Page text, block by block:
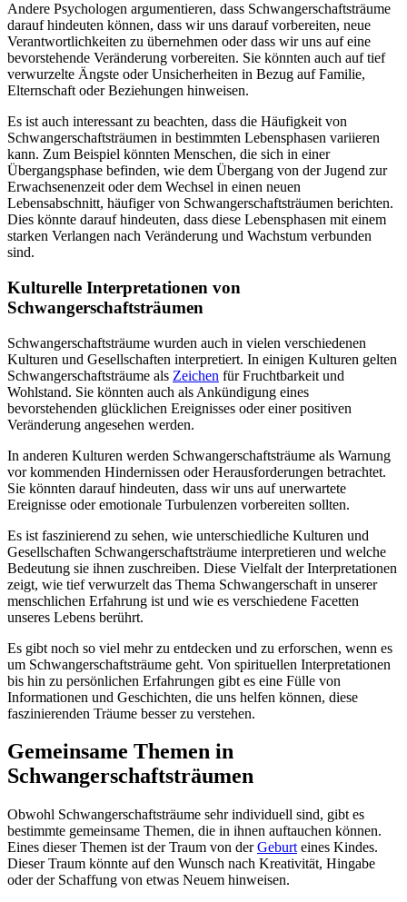
Andere Psychologen argumentieren, dass Schwangerschaftsträume
darauf hindeuten können, dass wir uns darauf vorbereiten, neue
Verantwortlichkeiten zu übernehmen oder dass wir uns auf eine
bevorstehende Veränderung vorbereiten. Sie könnten auch auf tief
verwurzelte Ängste oder Unsicherheiten in Bezug auf Familie,
Elternschaft oder Beziehungen hinweisen.
Es ist auch interessant zu beachten, dass die Häufigkeit von
Schwangerschaftsträumen in bestimmten Lebensphasen variieren
kann. Zum Beispiel könnten Menschen, die sich in einer
Übergangsphase befinden, wie dem Übergang von der Jugend zur
Erwachsenenzeit oder dem Wechsel in einen neuen
Lebensabschnitt, häufiger von Schwangerschaftsträumen berichten.
Dies könnte darauf hindeuten, dass diese Lebensphasen mit einem
starken Verlangen nach Veränderung und Wachstum verbunden
sind.
Kulturelle Interpretationen von
Schwangerschaftsträumen
Schwangerschaftsträume wurden auch in vielen verschiedenen
Kulturen und Gesellschaften interpretiert. In einigen Kulturen gelten
Schwangerschaftsträume als Zeichen für Fruchtbarkeit und
Wohlstand. Sie könnten auch als Ankündigung eines
bevorstehenden glücklichen Ereignisses oder einer positiven
Veränderung angesehen werden.
In anderen Kulturen werden Schwangerschaftsträume als Warnung
vor kommenden Hindernissen oder Herausforderungen betrachtet.
Sie könnten darauf hindeuten, dass wir uns auf unerwartete
Ereignisse oder emotionale Turbulenzen vorbereiten sollten.
Es ist faszinierend zu sehen, wie unterschiedliche Kulturen und
Gesellschaften Schwangerschaftsträume interpretieren und welche
Bedeutung sie ihnen zuschreiben. Diese Vielfalt der Interpretationen
zeigt, wie tief verwurzelt das Thema Schwangerschaft in unserer
menschlichen Erfahrung ist und wie es verschiedene Facetten
unseres Lebens berührt.
Es gibt noch so viel mehr zu entdecken und zu erforschen, wenn es
um Schwangerschaftsträume geht. Von spirituellen Interpretationen
bis hin zu persönlichen Erfahrungen gibt es eine Fülle von
Informationen und Geschichten, die uns helfen können, diese
faszinierenden Träume besser zu verstehen.
Gemeinsame Themen in
Schwangerschaftsträumen
Obwohl Schwangerschaftsträume sehr individuell sind, gibt es
bestimmte gemeinsame Themen, die in ihnen auftauchen können.
Eines dieser Themen ist der Traum von derGeburt eines Kindes.
Dieser Traum könnte auf den Wunsch nach Kreativität, Hingabe
oder der Schaffung von etwas Neuem hinweisen.